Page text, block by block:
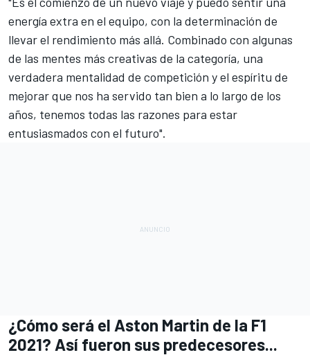
energía extra en el equipo, con la determinación de
llevar el rendimiento más allá. Combinado con algunas
de las mentes más creativas de la categoría, una
verdadera mentalidad de competición y el espíritu de
mejorar que nos ha servido tan bien a lo largo de los
años, tenemos todas las razones para estar
entusiasmados con el futuro".
¿Cómo será el Aston Martin de la F1
2021? Así fueron sus predecesores...